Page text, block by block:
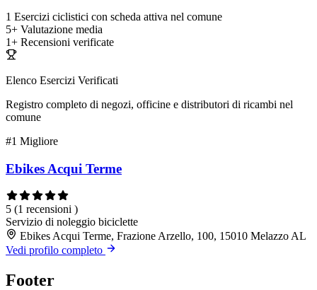
1 Esercizi ciclistici con scheda attiva nel comune
5+ Valutazione media
1+ Recensioni verificate
Elenco Esercizi Verificati
Registro completo di negozi, officine e distributori di ricambi nel
comune
#1 Migliore
Ebikes Acqui Terme
5 (1 recensioni )
Servizio di noleggio biciclette
Ebikes Acqui Terme, Frazione Arzello, 100, 15010 Melazzo AL
Vedi profilo completo
Footer